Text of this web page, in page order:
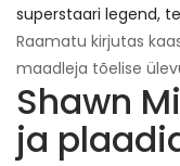
superstaari legend,
Raamatu kirjutas
maadleja tõelise
Shawn
ja